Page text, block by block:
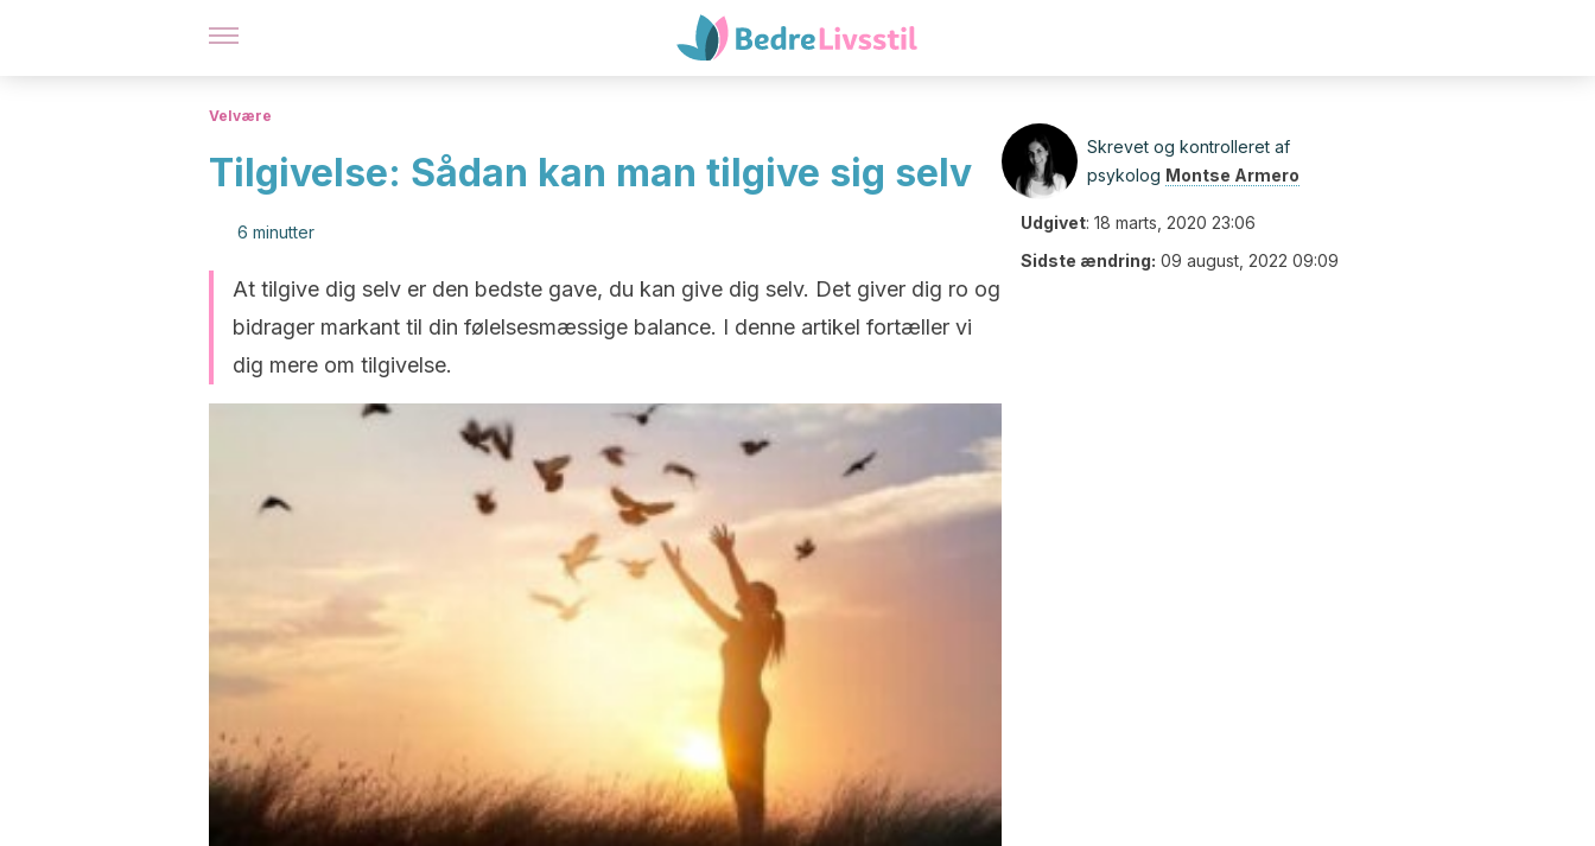
Velvære
Tilgivelse: Sådan kan man tilgive sig selv
6 minutter
At tilgive dig selv er den bedste gave, du kan give dig selv. Det giver dig ro og
bidrager markant til din følelsesmæssige balance. I denne artikel fortæller vi
dig mere om tilgivelse.
Skrevet og kontrolleret af
psykolog Montse Armero
Udgivet: 18 marts, 2020 23:06
Sidste ændring: 09 august, 2022 09:09